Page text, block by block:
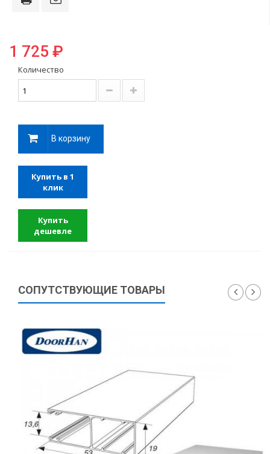
1 725 ₽
Количество
В корзину
Купить в 1
клик
Купить
дешевле
СОПУТСТВУЮЩИЕ ТОВАРЫ